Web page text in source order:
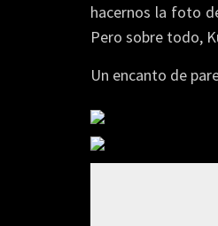
hacernos la foto
Pero sobre todo,
Un encanto de